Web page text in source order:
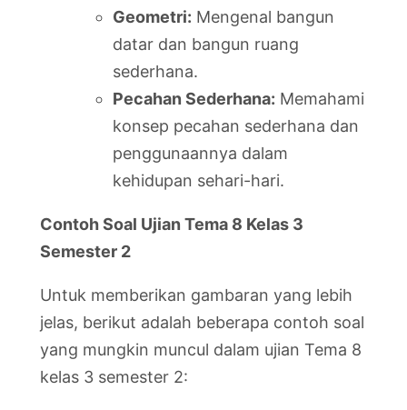
Geometri: Mengenal bangun
datar dan bangun ruang
sederhana.
Pecahan Sederhana: Memahami
konsep pecahan sederhana dan
penggunaannya dalam
kehidupan sehari-hari.
Contoh Soal Ujian Tema 8 Kelas 3
Semester 2
Untuk memberikan gambaran yang lebih
jelas, berikut adalah beberapa contoh soal
yang mungkin muncul dalam ujian Tema 8
kelas 3 semester 2: